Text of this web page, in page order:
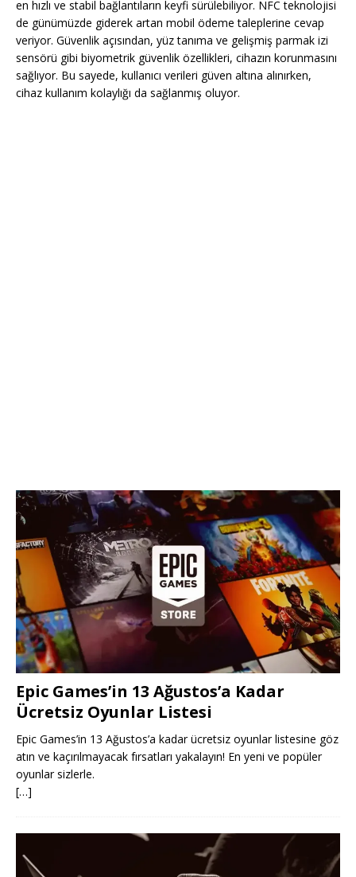
en hızlı ve stabil bağlantıların keyfi sürülebiliyor. NFC teknolojisi
de günümüzde giderek artan mobil ödeme taleplerine cevap
veriyor. Güvenlik açısından, yüz tanıma ve gelişmiş parmak izi
sensörü gibi biyometrik güvenlik özellikleri, cihazın korunmasını
sağlıyor. Bu sayede, kullanıcı verileri güven altına alınırken,
cihaz kullanım kolaylığı da sağlanmış oluyor.
Epic Games’in 13 Ağustos’a Kadar
Ücretsiz Oyunlar Listesi
Epic Games’in 13 Ağustos’a kadar ücretsiz oyunlar listesine göz
atın ve kaçırılmayacak fırsatları yakalayın! En yeni ve popüler
oyunlar sizlerle.
[…]